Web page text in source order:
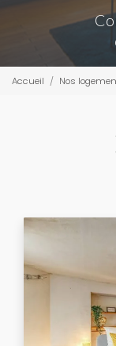
Accueil Nos